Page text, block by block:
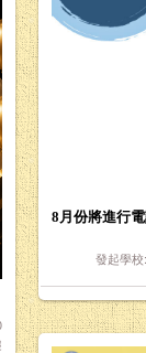
8月份將進行
發起學